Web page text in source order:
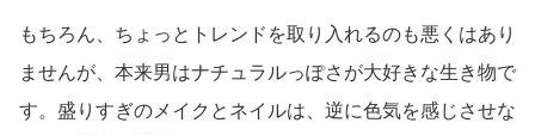
もちろん、ちょっとトレンドを取り入れるのも悪くはあり
ませんが、本来男はナチュラルっぽさが大好きな生き物で
す。盛りすぎのメイクとネイルは、逆に色気を感じさせな